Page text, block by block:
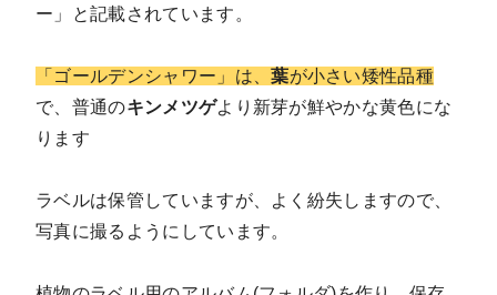
ー」と記載されています。
「ゴールデンシャワー」は、葉が小さい矮性品種
で、普通のキンメツゲより新芽が鮮やかな黄色にな
ります
ラベルは保管していますが、よく紛失しますので、
写真に撮るようにしています。